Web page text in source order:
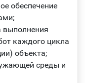
обеспечение
выполнения
каждого цикла
объекта;
среды и